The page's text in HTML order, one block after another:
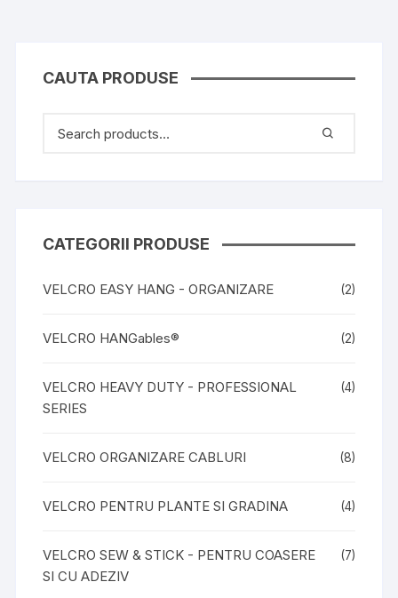
CAUTA PRODUSE
CATEGORII PRODUSE
VELCRO EASY HANG - ORGANIZARE (2)
VELCRO HANGables® (2)
VELCRO HEAVY DUTY - PROFESSIONAL
SERIES
(4)
VELCRO ORGANIZARE CABLURI (8)
VELCRO PENTRU PLANTE SI GRADINA (4)
VELCRO SEW & STICK - PENTRU COASERE
SI CU ADEZIV
(7)